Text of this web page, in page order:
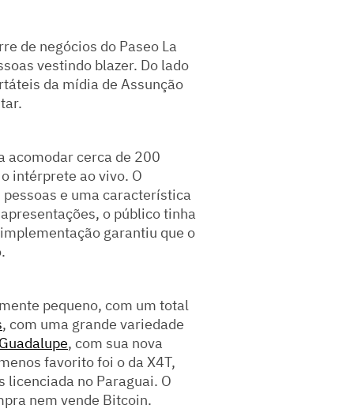
de negócios do Paseo La
vestindo blazer. Do lado
da mídia de Assunção
acomodar cerca de 200
intérprete ao vivo. O
e uma característica
o público tinha
garantiu que o
pequeno, com um total
, com uma grande variedade
, com sua nova
favorito foi o da X4T,
no Paraguai. O
nem vende Bitcoin.